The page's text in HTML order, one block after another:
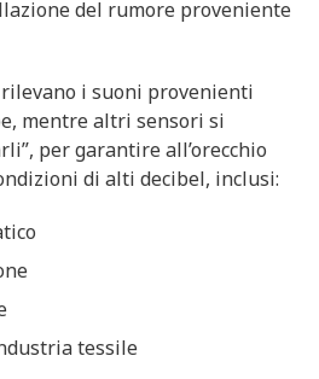
del rumore proveniente
i suoni provenienti
mentre altri sensori si
per garantire all’orecchio
di alti decibel, inclusi:
tessile